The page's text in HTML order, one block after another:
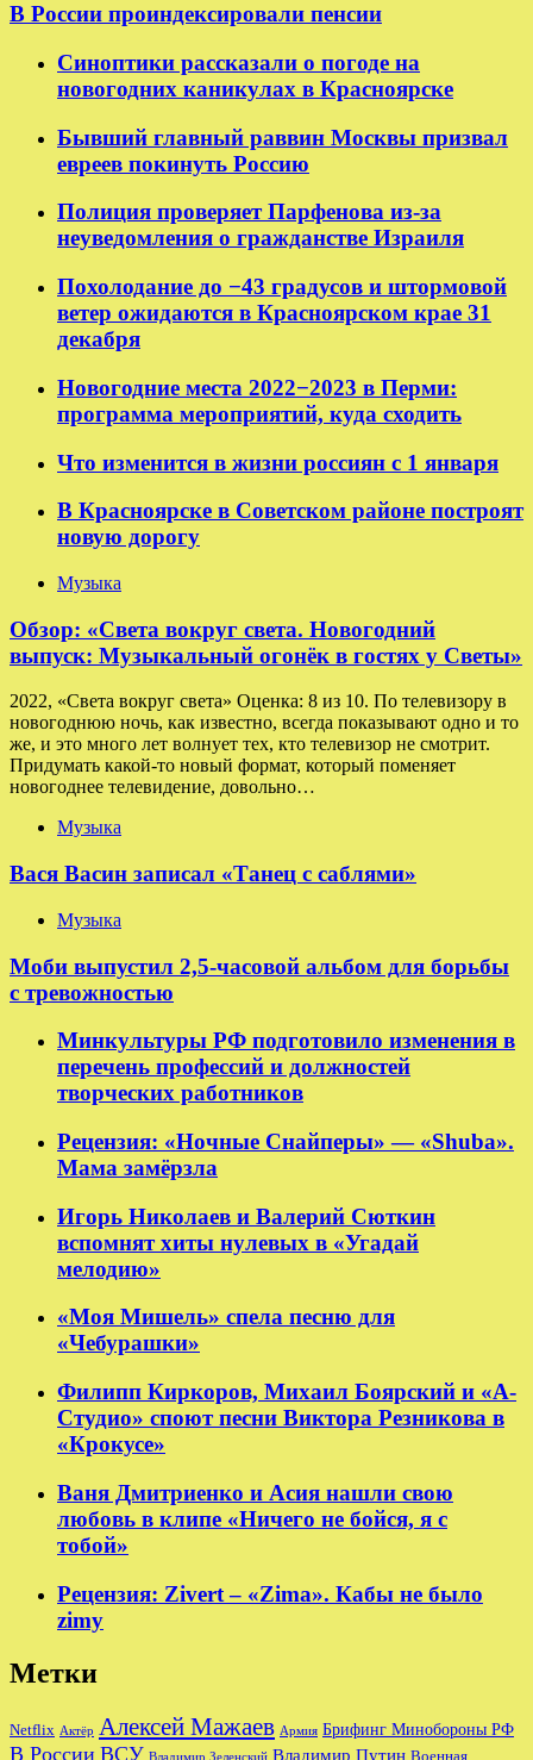
В России проиндексировали пенсии
Синоптики рассказали о погоде на
новогодних каникулах в Красноярске
Бывший главный раввин Москвы призвал
евреев покинуть Россию
Полиция проверяет Парфенова из-за
неуведомления о гражданстве Израиля
Похолодание до −43 градусов и штормовой
ветер ожидаются в Красноярском крае 31
декабря
Новогодние места 2022−2023 в Перми:
программа мероприятий, куда сходить
Что изменится в жизни россиян с 1 января
В Красноярске в Советском районе построят
новую дорогу
Музыка
Обзор: «Света вокруг света. Новогодний
выпуск: Музыкальный огонёк в гостях у Светы»
2022, «Света вокруг света» Оценка: 8 из 10. По телевизору в
новогоднюю ночь, как известно, всегда показывают одно и то
же, и это много лет волнует тех, кто телевизор не смотрит.
Придумать какой-то новый формат, который поменяет
новогоднее телевидение, довольно…
Музыка
Вася Васин записал «Танец с саблями»
Музыка
Моби выпустил 2,5-часовой альбом для борьбы
с тревожностью
Минкультуры РФ подготовило изменения в
перечень профессий и должностей
творческих работников
Рецензия: «Ночные Снайперы» — «Shuba».
Мама замёрзла
Игорь Николаев и Валерий Сюткин
вспомнят хиты нулевых в «Угадай
мелодию»
«Моя Мишель» спела песню для
«Чебурашки»
Филипп Киркоров, Михаил Боярский и «А-
Студио» споют песни Виктора Резникова в
«Крокусе»
Ваня Дмитриенко и Асия нашли свою
любовь в клипе «Ничего не бойся, я с
тобой»
Рецензия: Zivert – «Zima». Кабы не было
zimy
Метки
Netflix Актёр Алексей Мажаев Армия Брифинг Минобороны РФ
В России ВСУ Владимир Путин